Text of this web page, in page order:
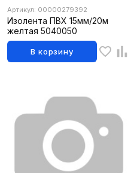
Артикул: 00000279392
Изолента ПВХ 15мм/20м
желтая 5040050
В корзину